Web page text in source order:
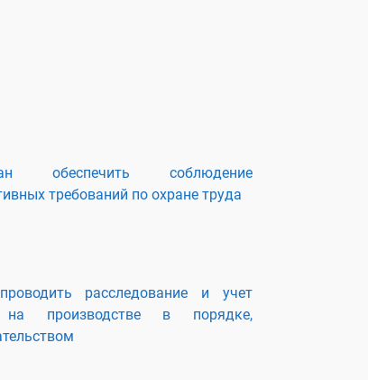
обеспечить соблюдение
требований по охране труда
расследование и учет
на производстве в порядке,